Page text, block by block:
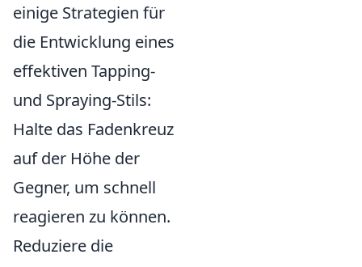
einige Strategien für
die Entwicklung eines
effektiven Tapping-
und Spraying-Stils:
Halte das Fadenkreuz
auf der Höhe der
Gegner, um schnell
reagieren zu können.
Reduziere die